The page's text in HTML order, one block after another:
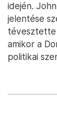
idején.
jelentése
tévesztette
amikor a
politikai